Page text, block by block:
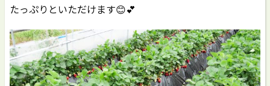
たっぷりといただけます😊💕